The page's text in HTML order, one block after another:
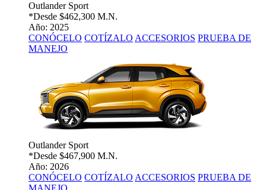
Outlander Sport
*Desde $462,300 M.N.
Año: 2025
CONÓCELO COTÍZALO ACCESORIOS PRUEBA DE
MANEJO
Outlander Sport
*Desde $467,900 M.N.
Año: 2026
CONÓCELO COTÍZALO ACCESORIOS PRUEBA DE